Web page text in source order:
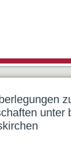
unter